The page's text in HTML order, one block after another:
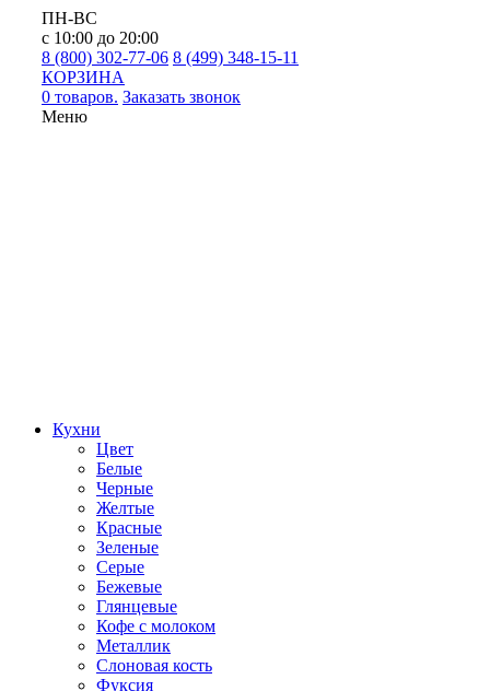
ПН-ВС
с 10:00 до 20:00
8 (800) 302-77-06 8 (499) 348-15-11
КОРЗИНА
0 товаров. Заказать звонок
Меню
Кухни
Цвет
Белые
Черные
Желтые
Красные
Зеленые
Серые
Бежевые
Глянцевые
Кофе с молоком
Металлик
Слоновая кость
Фуксия